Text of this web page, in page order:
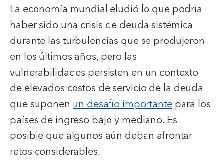
La economía mundial eludió lo que podría
haber sido una crisis de deuda sistémica
durante las turbulencias que se produjeron
en los últimos años, pero las
vulnerabilidades persisten en un contexto
de elevados costos de servicio de la deuda
que suponen un desafío importantepara los
países de ingreso bajo y mediano. Es
posible que algunos aún deban afrontar
retos considerables.